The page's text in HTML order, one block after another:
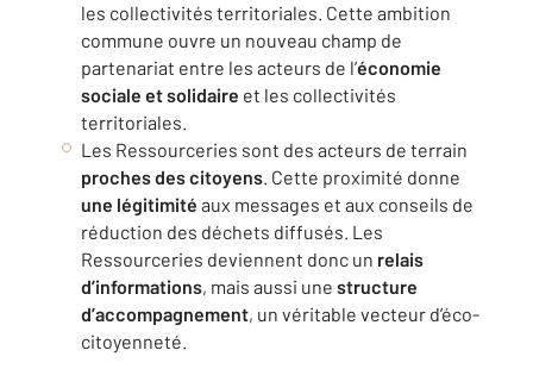
les collectivités territoriales. Cette ambition
commune ouvre un nouveau champ de
partenariat entre les acteurs de l’économie
sociale et solidaire et les collectivités
territoriales.
Les Ressourceries sont des acteurs de terrain
proches des citoyens. Cette proximité donne
une légitimité aux messages et aux conseils de
réduction des déchets diffusés. Les
Ressourceries deviennent donc un relais
d’informations, mais aussi une structure
d’accompagnement, un véritable vecteur d’éco-
citoyenneté.